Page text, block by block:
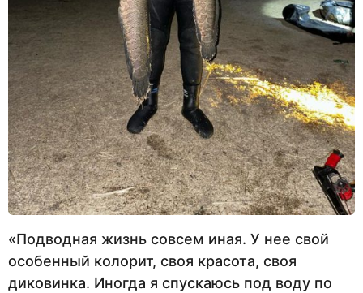
«Подводная жизнь совсем иная. У нее свой
особенный колорит, своя красота, своя
диковинка. Иногда я спускаюсь под воду по